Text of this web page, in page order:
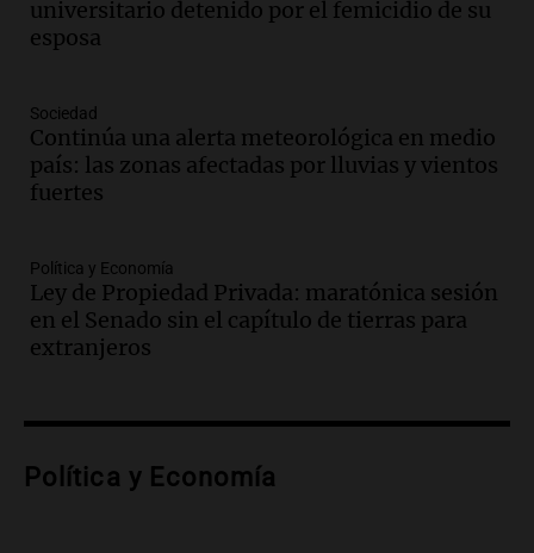
Panorama Federal
Episodios
ayuda por problemas de fertilidad y la
ostentación de millonarios
Amamos Argentina
Episodios
avanza con testimonios clave sobre el
accidente en Villa Dolores
Panorama Federal
Episodios
tributo todos los jueves
Episodios
universitario detenido por el femicidio de su
esposa
Sociedad
Continúa una alerta meteorológica en medio
país: las zonas afectadas por lluvias y vientos
fuertes
Política y Economía
Ley de Propiedad Privada: maratónica sesión
en el Senado sin el capítulo de tierras para
extranjeros
Política y Economía